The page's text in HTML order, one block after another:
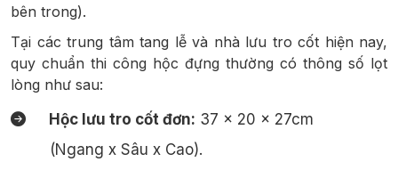
bên trong).
Tại các trung tâm tang lễ và nhà lưu tro cốt hiện nay,
quy chuẩn thi công hộc đựng thường có thông số lọt
lòng như sau:
Hộc lưu tro cốt đơn: 37 x 20 x 27cm
(Ngang x Sâu x Cao).